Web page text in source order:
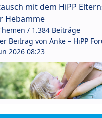
mit dem HiPP
Hebamme
/ 1.384 Beiträge
Beitrag von Anke – HiPP
2026 08:23